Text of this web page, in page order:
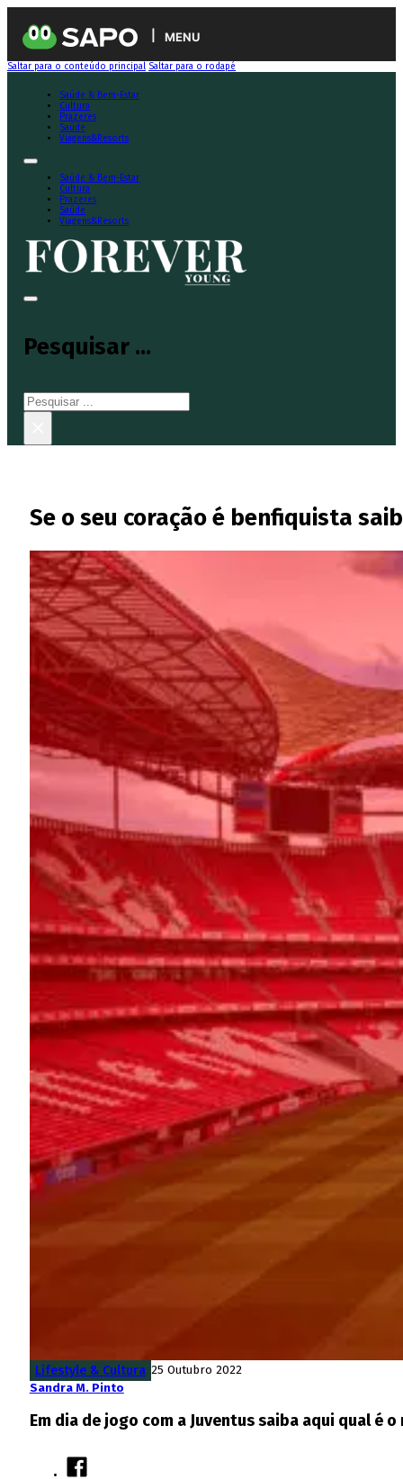
MENU
Saltar para o conteúdo principal Saltar para o rodapé
Saúde & Bem-Estar
Cultura
Prazeres
Saúde
Viagens&Resorts
Saúde & Bem-Estar
Cultura
Prazeres
Saúde
Viagens&Resorts
Pesquisar ...
Pesquisar
Se o seu coração é benfiquista
Lifestyle & Cultura 25 Outubro 2022
Sandra M. Pinto
Em dia de jogo com a Juventus saiba aqui qual é